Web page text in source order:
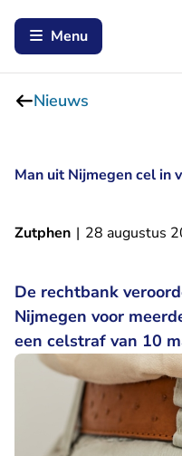
Menu
Nieuws
Man uit Nijmegen cel in
Zutphen | 28 augustus
De rechtbank
Nijmegen voor
een celstraf van 10